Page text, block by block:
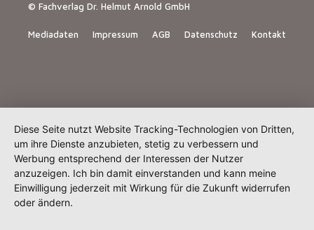
© Fachverlag Dr. Helmut Arnold GmbH
Mediadaten Impressum AGB Datenschutz Kontakt
Diese Seite nutzt Website Tracking-Technologien von Dritten,
um ihre Dienste anzubieten, stetig zu verbessern und
Werbung entsprechend der Interessen der Nutzer
anzuzeigen. Ich bin damit einverstanden und kann meine
Einwilligung jederzeit mit Wirkung für die Zukunft widerrufen
oder ändern.